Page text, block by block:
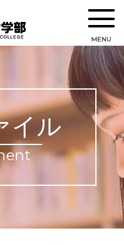
MENU
イル